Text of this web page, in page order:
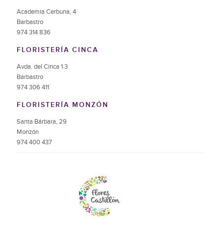
Academia Cerbuna, 4
Barbastro
974 314 836
FLORISTERÍA CINCA
Avda. del Cinca 1·3
Barbastro
974 306 411
FLORISTERÍA MONZÓN
Santa Bárbara, 29
Monzón
974 400 437